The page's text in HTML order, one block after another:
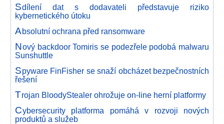
Sdílení dat s dodavateli představuje riziko
kybernetického útoku
Absolutní ochrana před ransomware
Nový backdoor Tomiris se podezřele podobá malwaru
Sunshuttle
Spyware FinFisher se snaží obcházet bezpečnostních
řešení
Trojan BloodyStealer ohrožuje on-line herní platformy
Cybersecurity platforma pomáhá v rozvoji nových
produktů a služeb